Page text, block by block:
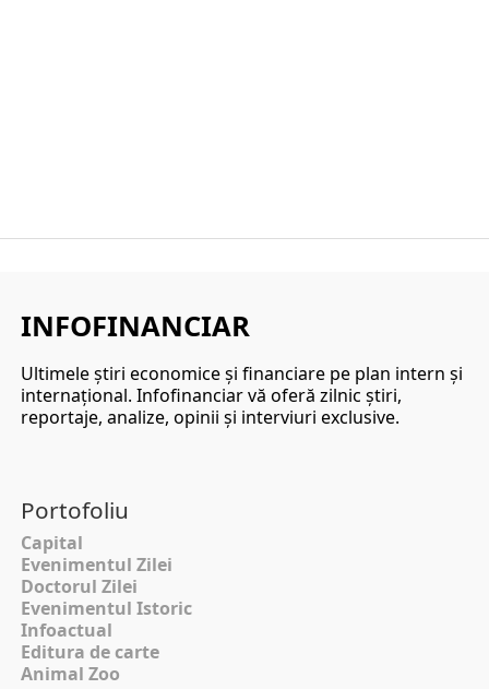
INFOFINANCIAR
Ultimele ştiri economice şi financiare pe plan intern şi
internaţional. Infofinanciar vă oferă zilnic ştiri,
reportaje, analize, opinii şi interviuri exclusive.
Portofoliu
Capital
Evenimentul Zilei
Doctorul Zilei
Evenimentul Istoric
Infoactual
Editura de carte
Animal Zoo